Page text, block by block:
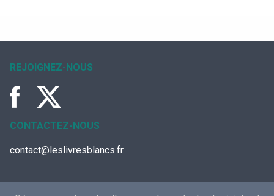
REJOIGNEZ-NOUS
CONTACTEZ-NOUS
contact@leslivresblancs.fr